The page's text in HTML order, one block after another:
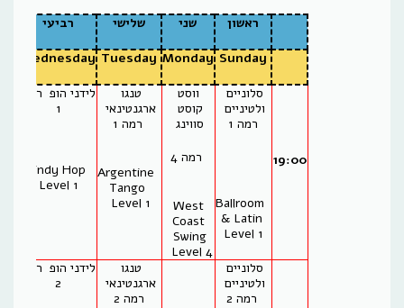
ראשון
שני שלישי רביעי
Sunday
Monday
Tuesday
Wednesday
19:00
סלוניים
ולטיניים
רמה 1
Ballroom
& Latin
Level 1
סווינג
רמה 4
West
Coast
Swing
Level 4
ארגנטינאי
רמה 1
Argentine
Tango
Level 1
לידני הופ רמה
1
Lindy Hop
Level 1
סלוניים
ולטיניים
רמה 2
ארגנטינאי
רמה 2
לידני הופ רמה
2